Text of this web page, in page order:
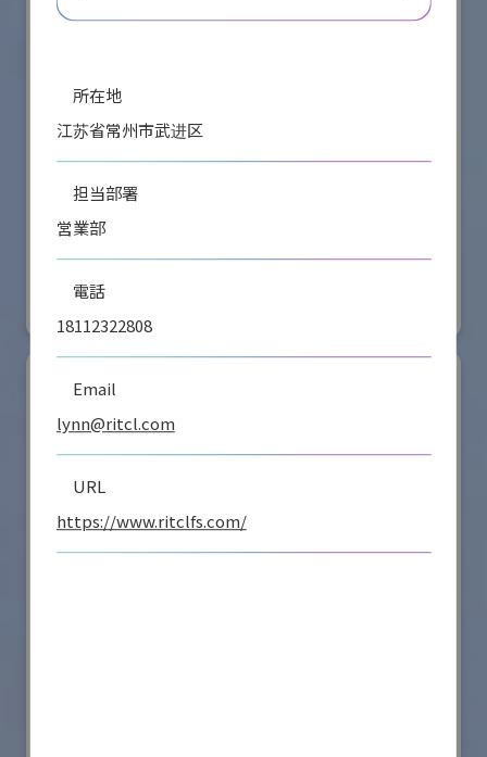
所在地
江苏省常州市武进区
担当部署
営業部
電話
18112322808
Email
lynn@ritcl.com
URL
https://www.ritclfs.com/
株式会社ケーメックスONE
国際ロボット展
#スマートプロダクションロボット #スマートコミュニティロボット
#要素技術